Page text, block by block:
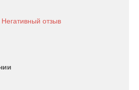
Негативный отзыв